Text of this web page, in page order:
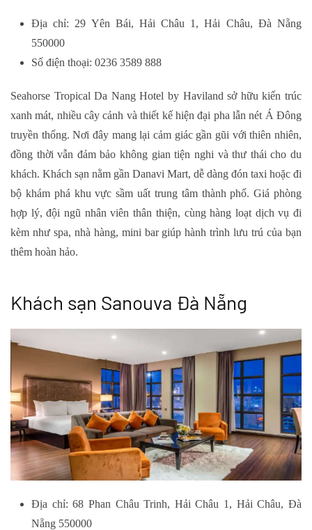
Địa chỉ: 29 Yên Bái, Hải Châu 1, Hải Châu, Đà Nẵng
550000
Số điện thoại: 0236 3589 888
Seahorse Tropical Da Nang Hotel by Haviland sở hữu kiến trúc
xanh mát, nhiều cây cảnh và thiết kế hiện đại pha lẫn nét Á Đông
truyền thống. Nơi đây mang lại cảm giác gần gũi với thiên nhiên,
đồng thời vẫn đảm bảo không gian tiện nghi và thư thái cho du
khách. Khách sạn nằm gần Danavi Mart, dễ dàng đón taxi hoặc đi
bộ khám phá khu vực sầm uất trung tâm thành phố. Giá phòng
hợp lý, đội ngũ nhân viên thân thiện, cùng hàng loạt dịch vụ đi
kèm như spa, nhà hàng, mini bar giúp hành trình lưu trú của bạn
thêm hoàn hảo.
Khách sạn Sanouva Đà Nẵng
Địa chỉ: 68 Phan Châu Trinh, Hải Châu 1, Hải Châu, Đà
Nẵng 550000